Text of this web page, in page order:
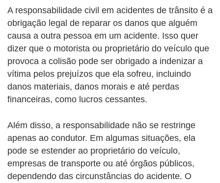
A responsabilidade civil em acidentes de trânsito é a
obrigação legal de reparar os danos que alguém
causa a outra pessoa em um acidente. Isso quer
dizer que o motorista ou proprietário do veículo que
provoca a colisão pode ser obrigado a indenizar a
vítima pelos prejuízos que ela sofreu, incluindo
danos materiais, danos morais e até perdas
financeiras, como lucros cessantes.
Além disso, a responsabilidade não se restringe
apenas ao condutor. Em algumas situações, ela
pode se estender ao proprietário do veículo,
empresas de transporte ou até órgãos públicos,
dependendo das circunstâncias do acidente. O